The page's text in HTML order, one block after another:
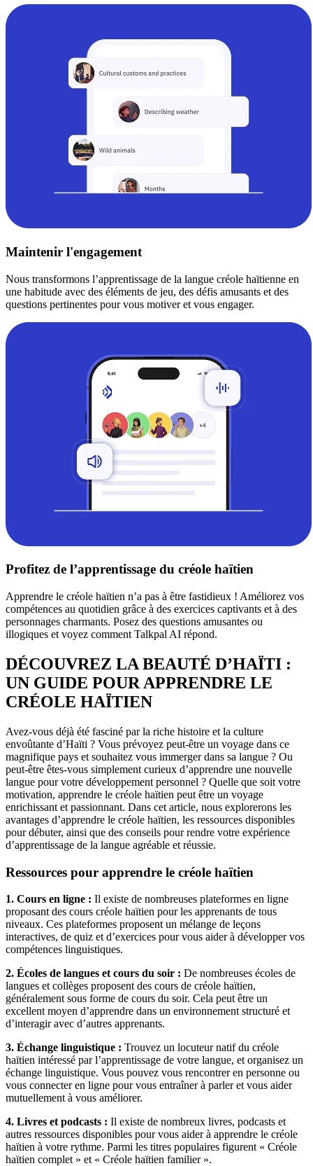
Maintenir l'engagement
Nous transformons l’apprentissage de la langue créole haïtienne en
une habitude avec des éléments de jeu, des défis amusants et des
questions pertinentes pour vous motiver et vous engager.
Profitez de l’apprentissage du créole haïtien
Apprendre le créole haïtien n’a pas à être fastidieux ! Améliorez vos
compétences au quotidien grâce à des exercices captivants et à des
personnages charmants. Posez des questions amusantes ou
illogiques et voyez comment Talkpal AI répond.
DÉCOUVREZ LA BEAUTÉ D’HAÏTI :
UN GUIDE POUR APPRENDRE LE
CRÉOLE HAÏTIEN
Avez-vous déjà été fasciné par la riche histoire et la culture
envoûtante d’Haïti ? Vous prévoyez peut-être un voyage dans ce
magnifique pays et souhaitez vous immerger dans sa langue ? Ou
peut-être êtes-vous simplement curieux d’apprendre une nouvelle
langue pour votre développement personnel ? Quelle que soit votre
motivation, apprendre le créole haïtien peut être un voyage
enrichissant et passionnant. Dans cet article, nous explorerons les
avantages d’apprendre le créole haïtien, les ressources disponibles
pour débuter, ainsi que des conseils pour rendre votre expérience
d’apprentissage de la langue agréable et réussie.
Ressources pour apprendre le créole haïtien
1. Cours en ligne : Il existe de nombreuses plateformes en ligne
proposant des cours créole haïtien pour les apprenants de tous
niveaux. Ces plateformes proposent un mélange de leçons
interactives, de quiz et d’exercices pour vous aider à développer vos
compétences linguistiques.
2. Écoles de langues et cours du soir : De nombreuses écoles de
langues et collèges proposent des cours de créole haïtien,
généralement sous forme de cours du soir. Cela peut être un
excellent moyen d’apprendre dans un environnement structuré et
d’interagir avec d’autres apprenants.
3. Échange linguistique : Trouvez un locuteur natif du créole
haïtien intéressé par l’apprentissage de votre langue, et organisez un
échange linguistique. Vous pouvez vous rencontrer en personne ou
vous connecter en ligne pour vous entraîner à parler et vous aider
mutuellement à vous améliorer.
4. Livres et podcasts : Il existe de nombreux livres, podcasts et
autres ressources disponibles pour vous aider à apprendre le créole
haïtien à votre rythme. Parmi les titres populaires figurent « Créole
haïtien complet » et « Créole haïtien familier ».